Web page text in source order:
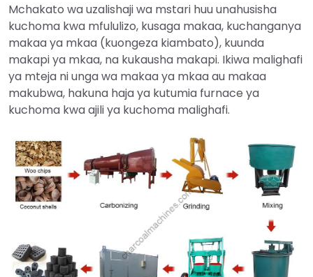
Mchakato wa uzalishaji wa mstari huu unahusisha
kuchoma kwa mfululizo, kusaga makaa, kuchanganya
makaa ya mkaa (kuongeza kiambato), kuunda
makapi ya mkaa, na kukausha makapi. Ikiwa malighafi
ya mteja ni unga wa makaa ya mkaa au makaa
makubwa, hakuna haja ya kutumia furnace ya
kuchoma kwa ajili ya kuchoma malighafi.